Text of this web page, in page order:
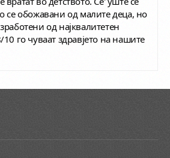
се обожавани од малите деца, но
од најквалитетен
го чуваат здравјето на нашите